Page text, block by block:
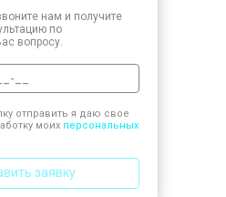
нам и получите
по
вопросу.
отправить я даю свое
моих персональных
заявку